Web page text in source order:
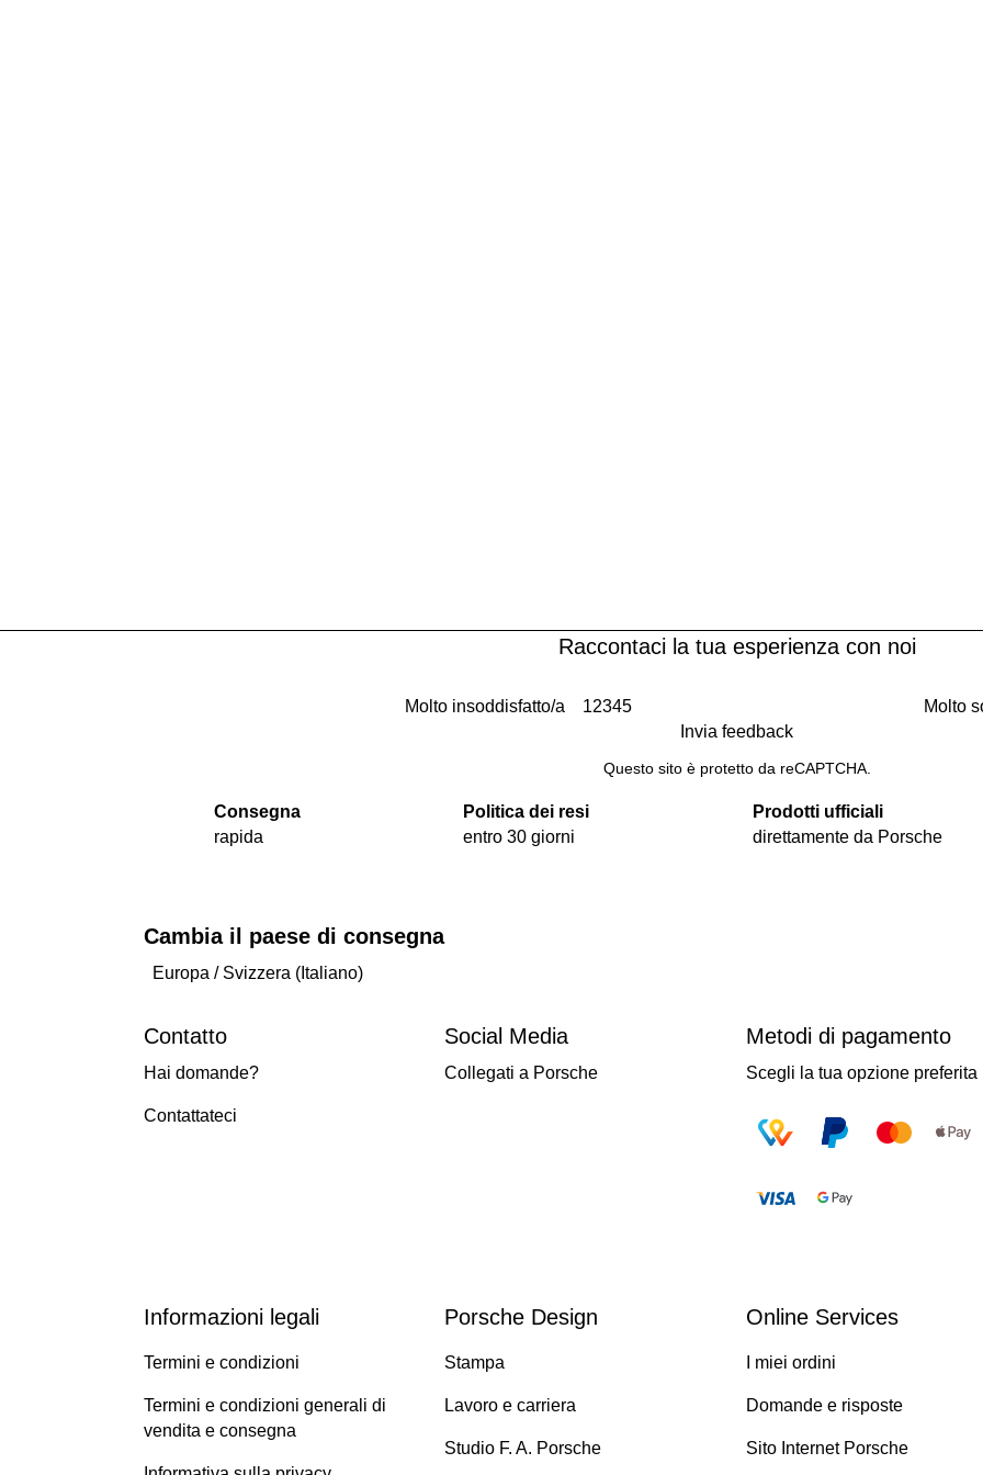
Raccontaci la tua esperienza con noi
Molto insoddisfatto/a 12345
Molto
Invia feedback
Questo sito è protetto da reCAPTCHA.
Consegna
rapida
Politica dei resi
entro 30 giorni
Prodotti ufficiali
direttamente da Porsche
Cambia il paese di consegna
Europa / Svizzera (Italiano)
Contatto
Hai domande?
Contattateci
Social Media
Collegati a Porsche
Metodi di pagamento
Scegli la tua opzione preferita
Informazioni legali
Termini e condizioni
Termini e condizioni generali di
vendita e consegna
Porsche Design
Stampa
Lavoro e carriera
Studio F. A. Porsche
Online Services
I miei ordini
Domande e risposte
Sito Internet Porsche